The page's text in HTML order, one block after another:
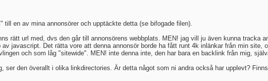
en av mina annonsörer och upptäckte detta (se bifogade filen).
rätt url med, dvs den går till annonsörens webbplats. MEN! jag vill ju även kunna tracka
javascript. Det rätta vore att denna annonsör borde ha fått runt 4k inlänkar från min site,
och som låg "sitewide". MEN! inte denna inte, den har bara en backlink från mig,
ser den överallt i olika linkdirectories. Är detta något som ni andra också har upplevt?